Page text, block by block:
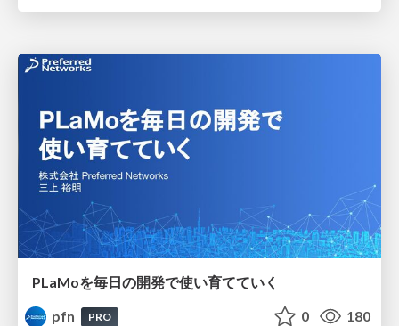
PLaMoを毎日の開発で使い育てていく
pfn
PRO 0 180